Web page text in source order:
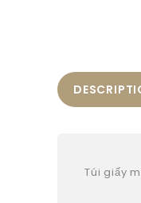
Túi giấy